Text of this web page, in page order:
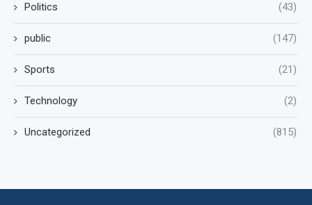
Politics (43)
public (147)
Sports (21)
Technology (2)
Uncategorized (815)